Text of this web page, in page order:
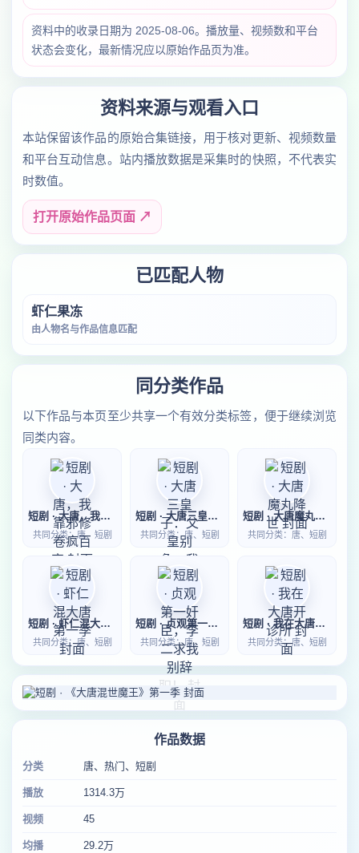
资料中的收录日期为 2025-08-06。播放量、视频数和平台
状态会变化，最新情况应以原始作品页为准。
资料来源与观看入口
本站保留该作品的原始合集链接，用于核对更新、视频数量
和平台互动信息。站内播放数据是采集时的快照，不代表实
时数值。
打开原始作品页面 ↗
已匹配人物
虾仁果冻
由人物名与作品信息匹配
同分类作品
以下作品与本页至少共享一个有效分类标签，便于继续浏览
同类内容。
短剧 · 大唐，我靠邪修卷疯百官
共同分类：唐、短剧
短剧 · 大唐三皇子：父皇别急，我先落草为寇
共同分类：唐、短剧
短剧 · 大唐魔丸降世
共同分类：唐、短剧
短剧 · 虾仁混大唐第一季
共同分类：唐、短剧
短剧 · 贞观第一奸臣，李二求我别辞职！
共同分类：唐、短剧
短剧 · 我在大唐开诊所
共同分类：唐、短剧
作品数据
分类 唐、热门、短剧
播放 1314.3万
视频 45
均播 29.2万